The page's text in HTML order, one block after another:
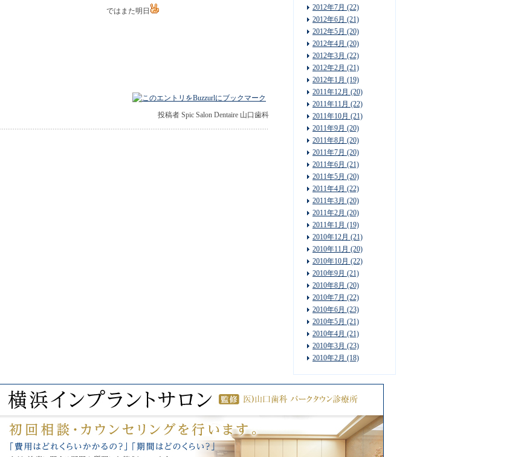
ではまた明日
投稿者 Spic Salon Dentaire 山口歯科
2012年7月 (22)
2012年6月 (21)
2012年5月 (20)
2012年4月 (20)
2012年3月 (22)
2012年2月 (21)
2012年1月 (19)
2011年12月 (20)
2011年11月 (22)
2011年10月 (21)
2011年9月 (20)
2011年8月 (20)
2011年7月 (20)
2011年6月 (21)
2011年5月 (20)
2011年4月 (22)
2011年3月 (20)
2011年2月 (20)
2011年1月 (19)
2010年12月 (21)
2010年11月 (20)
2010年10月 (22)
2010年9月 (21)
2010年8月 (20)
2010年7月 (22)
2010年6月 (23)
2010年5月 (21)
2010年4月 (21)
2010年3月 (23)
2010年2月 (18)